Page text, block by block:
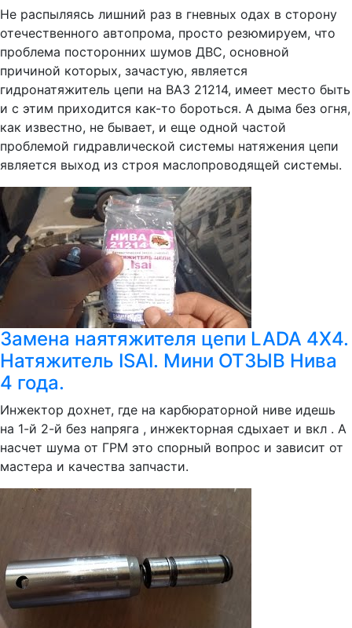
Не распыляясь лишний раз в гневных одах в сторону
отечественного автопрома, просто резюмируем, что
проблема посторонних шумов ДВС, основной
причиной которых, зачастую, является
гидронатяжитель цепи на ВАЗ 21214, имеет место быть
и с этим приходится как-то бороться. А дыма без огня,
как известно, не бывает, и еще одной частой
проблемой гидравлической системы натяжения цепи
является выход из строя маслопроводящей системы.
Замена наятяжителя цепи LADA 4X4.
Натяжитель ISAI. Мини ОТЗЫВ Нива
4 года.
Инжектор дохнет, где на карбюраторной ниве идешь
на 1-й 2-й без напряга , инжекторная сдыхает и вкл . А
насчет шума от ГРМ это спорный вопрос и зависит от
мастера и качества запчасти.